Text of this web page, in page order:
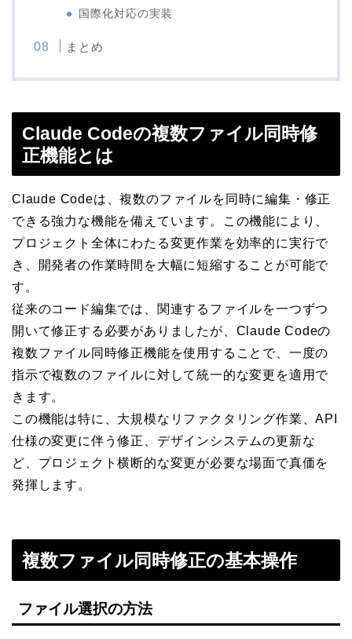
国際化対応の実装
まとめ
Claude Codeの複数ファイル同時修
正機能とは
Claude Codeは、複数のファイルを同時に編集・修正
できる強力な機能を備えています。この機能により、
プロジェクト全体にわたる変更作業を効率的に実行で
き、開発者の作業時間を大幅に短縮することが可能で
す。
従来のコード編集では、関連するファイルを一つずつ
開いて修正する必要がありましたが、Claude Codeの
複数ファイル同時修正機能を使用することで、一度の
指示で複数のファイルに対して統一的な変更を適用で
きます。
この機能は特に、大規模なリファクタリング作業、API
仕様の変更に伴う修正、デザインシステムの更新な
ど、プロジェクト横断的な変更が必要な場面で真価を
発揮します。
複数ファイル同時修正の基本操作
ファイル選択の方法